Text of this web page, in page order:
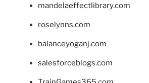
mandelaeffectlibrary.com
roselynns.com
balanceyoganj.com
salesforceblogs.com